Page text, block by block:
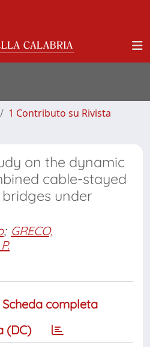
1 Contributo su Rivista
on the dynamic
cable-stayed
under
; GRECO,
Scheda completa
(DC)